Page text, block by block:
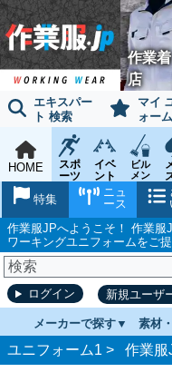
作業
店
エキスパー
ト 検索
マイ
ォーム
HOME
スポ
ーツ
ウェ
イベ
ント
チー
ム
ビル
メン
ンス
ニュ
ース
特集
作業服JPへようこそ！ 作業服
ワーキングユニフォームをご
ログイン 新規ユーザ
メーカーで探す 素材
ユニフォーム1 > 作業服